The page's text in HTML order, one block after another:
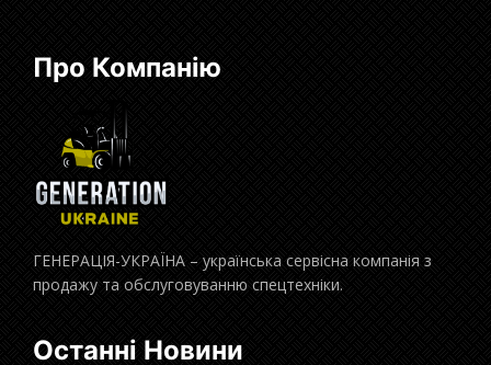
Про Компанію
ГЕНЕРАЦІЯ-УКРАЇНА – українська сервісна компанія з
продажу та обслуговуванню спецтехніки.
Останні Новини